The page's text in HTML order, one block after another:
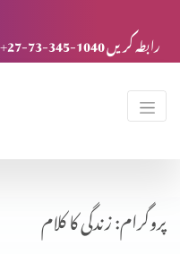
+27-73-345-1040 رابطہ کریں
پروگرام: زندگی کا کلام